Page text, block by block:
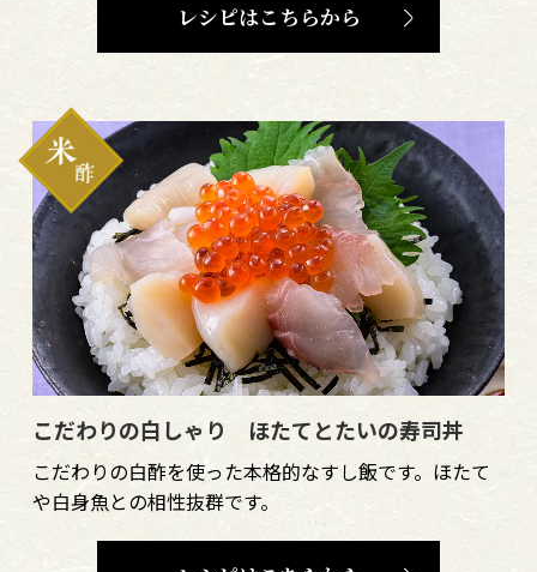
レシピはこちらから
こだわりの白しゃり ほたてとたいの寿司丼
こだわりの白酢を使った本格的なすし飯です。ほたて
や白身魚との相性抜群です。